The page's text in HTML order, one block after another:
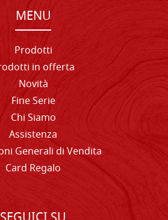
MENU
Prodotti
in offerta
Novità
Fine Serie
Chi Siamo
Assistenza
Generali di Vendita
Card Regalo